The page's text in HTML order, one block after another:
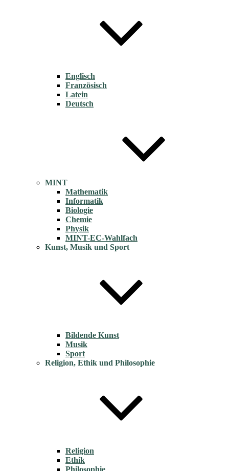
Englisch
Französisch
Latein
Deutsch
MINT
Mathematik
Informatik
Biologie
Chemie
Physik
MINT-EC-Wahlfach
Kunst, Musik und Sport
Bildende Kunst
Musik
Sport
Religion, Ethik und Philosophie
Religion
Ethik
Philosophie